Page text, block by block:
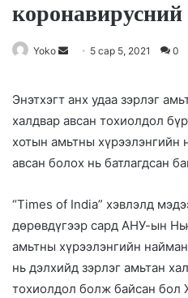
коронавирусний
Yoko
a
n
e
a
i
l
5 сар 5, 2021 0
Энэтхэгт анх удаа зэрлэг
халдвар авсан тохиолдол
хотын амьтны хүрээлэнгийн
авсан болох нь батлагдсан
“Times of India” хэвлэлд
дөрөвдүгээр сард АНУ-ын
амьтны хүрээлэнгийн
нь дэлхийд зэрлэг амьтан
тохиолдол болж байсан бол